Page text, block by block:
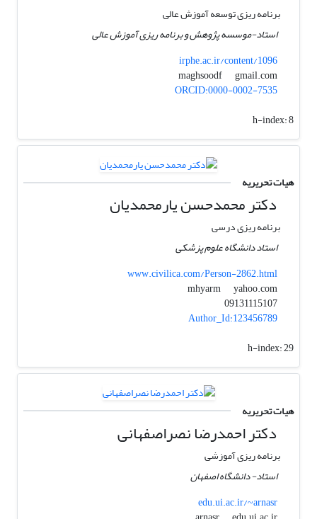
برنامه ریزی توسعه آموزش عالی
استاد-موسسه پژوهش و برنامه ریزی آموزش عالی
irphe.ac.ir/content/1096
maghsoodf
gmail.com
ORCID:0000-0002-7535
h-index:8
هیات تحریریه
دکتر محمدحسن یارمحمدیان
برنامه ریزی درسی
استاد دانشگاه علوم پزشکی
www.civilica.com/Person-2862.html
mhyarm
yahoo.com
09131115107
Author_Id:123456789
h-index:29
هیات تحریریه
دکتر احمدرضا نصراصفهانی
برنامه ریزی آموزشی
استاد- دانشگاه اصفهان
edu.ui.ac.ir/~arnasr